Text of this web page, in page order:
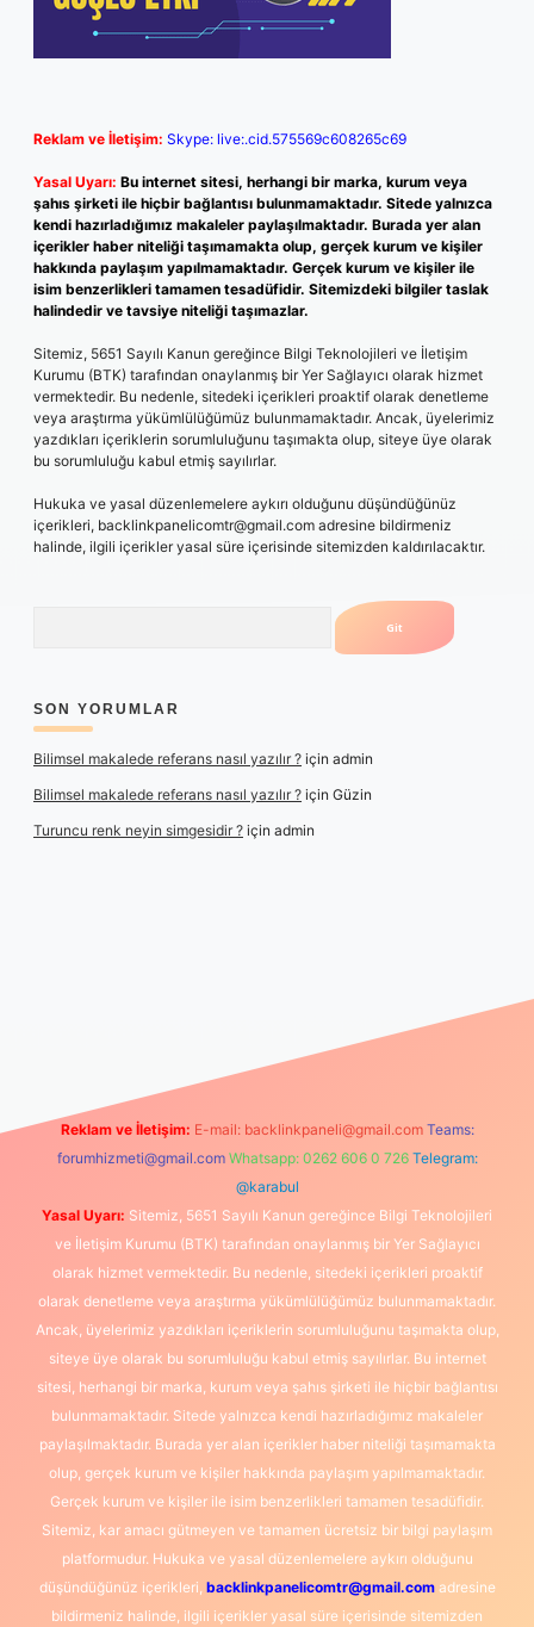
Reklam ve İletişim: Skype: live:.cid.575569c608265c69
Yasal Uyarı: Bu internet sitesi, herhangi bir marka, kurum veya
şahıs şirketi ile hiçbir bağlantısı bulunmamaktadır. Sitede yalnızca
kendi hazırladığımız makaleler paylaşılmaktadır. Burada yer alan
içerikler haber niteliği taşımamakta olup, gerçek kurum ve kişiler
hakkında paylaşım yapılmamaktadır. Gerçek kurum ve kişiler ile
isim benzerlikleri tamamen tesadüfidir. Sitemizdeki bilgiler taslak
halindedir ve tavsiye niteliği taşımazlar.
Sitemiz, 5651 Sayılı Kanun gereğince Bilgi Teknolojileri ve İletişim
Kurumu (BTK) tarafından onaylanmış bir Yer Sağlayıcı olarak hizmet
vermektedir. Bu nedenle, sitedeki içerikleri proaktif olarak denetleme
veya araştırma yükümlülüğümüz bulunmamaktadır. Ancak, üyelerimiz
yazdıkları içeriklerin sorumluluğunu taşımakta olup, siteye üye olarak
bu sorumluluğu kabul etmiş sayılırlar.
Hukuka ve yasal düzenlemelere aykırı olduğunu düşündüğünüz
içerikleri, backlinkpanelicomtr@gmail.com adresine bildirmeniz
halinde, ilgili içerikler yasal süre içerisinde sitemizden kaldırılacaktır.
SON YORUMLAR
Bilimsel makalede referans nasıl yazılır ? için admin
Bilimsel makalede referans nasıl yazılır ? için Güzin
Turuncu renk neyin simgesidir ? için admin
Reklam ve İletişim: E-mail: backlinkpaneli@gmail.com Teams:
forumhizmeti@gmail.com Whatsapp: 0262 606 0 726 Telegram:
@karabul
Yasal Uyarı: Sitemiz, 5651 Sayılı Kanun gereğince Bilgi Teknolojileri
ve İletişim Kurumu (BTK) tarafından onaylanmış bir Yer Sağlayıcı
olarak hizmet vermektedir. Bu nedenle, sitedeki içerikleri proaktif
olarak denetleme veya araştırma yükümlülüğümüz bulunmamaktadır.
Ancak, üyelerimiz yazdıkları içeriklerin sorumluluğunu taşımakta olup,
siteye üye olarak bu sorumluluğu kabul etmiş sayılırlar. Bu internet
sitesi, herhangi bir marka, kurum veya şahıs şirketi ile hiçbir bağlantısı
bulunmamaktadır. Sitede yalnızca kendi hazırladığımız makaleler
paylaşılmaktadır. Burada yer alan içerikler haber niteliği taşımamakta
olup, gerçek kurum ve kişiler hakkında paylaşım yapılmamaktadır.
Gerçek kurum ve kişiler ile isim benzerlikleri tamamen tesadüfidir.
Sitemiz, kar amacı gütmeyen ve tamamen ücretsiz bir bilgi paylaşım
platformudur. Hukuka ve yasal düzenlemelere aykırı olduğunu
düşündüğünüz içerikleri, backlinkpanelicomtr@gmail.comadresine
bildirmeniz halinde, ilgili içerikler yasal süre içerisinde sitemizden